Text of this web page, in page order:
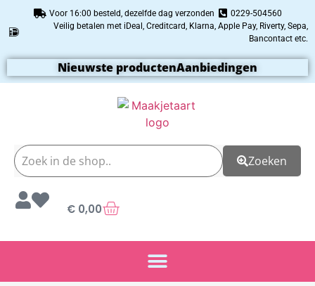
Voor 16:00 besteld, dezelfde dag verzonden
0229-504560
Veilig betalen met iDeal, Creditcard, Klarna, Apple Pay, Riverty, Sepa,
Bancontact etc.
Nieuwste productenAanbiedingen
Zoeken
€ 0,00